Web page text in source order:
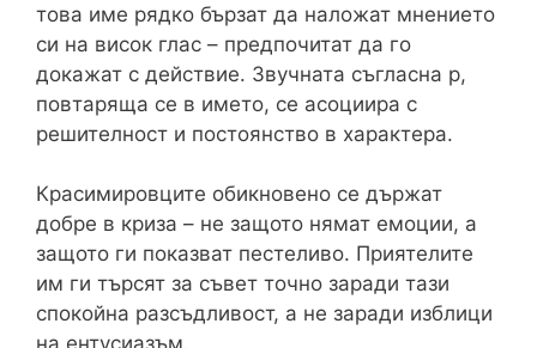
това име рядко бързат да наложат мнението
си на висок глас – предпочитат да го
докажат с действие. Звучната съгласна р,
повтаряща се в името, се асоциира с
решителност и постоянство в характера.
Красимировците обикновено се държат
добре в криза – не защото нямат емоции, а
защото ги показват пестеливо. Приятелите
им ги търсят за съвет точно заради тази
спокойна разсъдливост, а не заради изблици
на ентусиазъм.